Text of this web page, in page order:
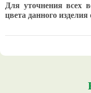
Для уточнения всех
цвета данного